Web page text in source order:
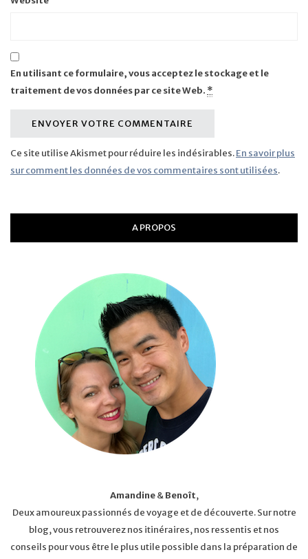
En utilisant ce formulaire, vous acceptez le stockage et le
traitement de vos données par ce site Web. *
Ce site utilise Akismet pour réduire les indésirables.En savoir plus
sur comment les données de vos commentaires sont utilisées.
A PROPOS
Amandine&Benoît,
Deux amoureux passionnés de voyage et de découverte. Sur notre
blog, vous retrouverez nos itinéraires, nos ressentis et nos
conseils pour vous être le plus utile possible dans la préparation de